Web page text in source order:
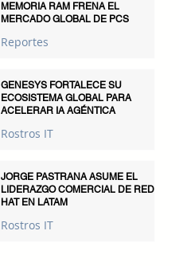
MEMORIA RAM FRENA EL
MERCADO GLOBAL DE PCS
Reportes
GENESYS FORTALECE SU
ECOSISTEMA GLOBAL PARA
ACELERAR IA AGÉNTICA
Rostros IT
JORGE PASTRANA ASUME EL
LIDERAZGO COMERCIAL DE RED
HAT EN LATAM
Rostros IT